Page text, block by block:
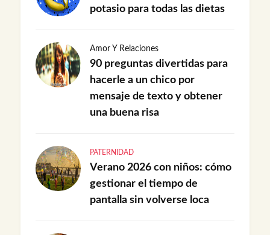
potasio para todas las dietas
Amor Y Relaciones
90 preguntas divertidas para
hacerle a un chico por
mensaje de texto y obtener
una buena risa
PATERNIDAD
Verano 2026 con niños: cómo
gestionar el tiempo de
pantalla sin volverse loca